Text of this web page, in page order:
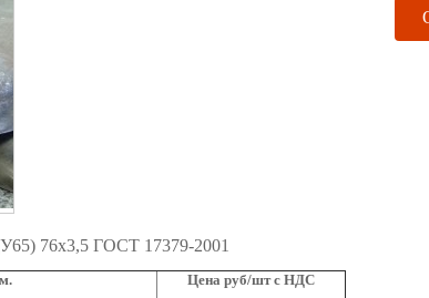
76х3,5 ГОСТ 17379-2001
Цена руб/шт с НДС